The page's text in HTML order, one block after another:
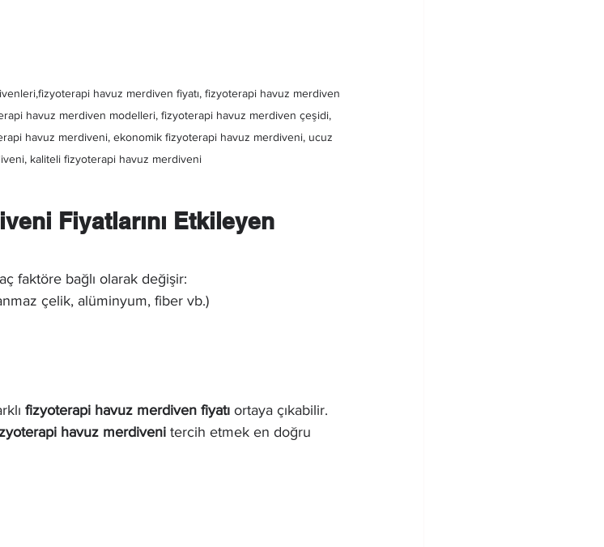
havuz merdiven fiyatı, fizyoterapi havuz merdiven
havuz merdiven modelleri, fizyoterapi havuz merdiven çeşidi,
havuz merdiveni, ekonomik fizyoterapi havuz merdiveni, ucuz
kaliteli fizyoterapi havuz merdiveni
Fiyatlarını Etkileyen
faktöre bağlı olarak değişir:
çelik, alüminyum, fiber vb.)
fizyoterapi havuz merdiven fiyatı ortaya çıkabilir.
havuz merdiveni tercih etmek en doğru